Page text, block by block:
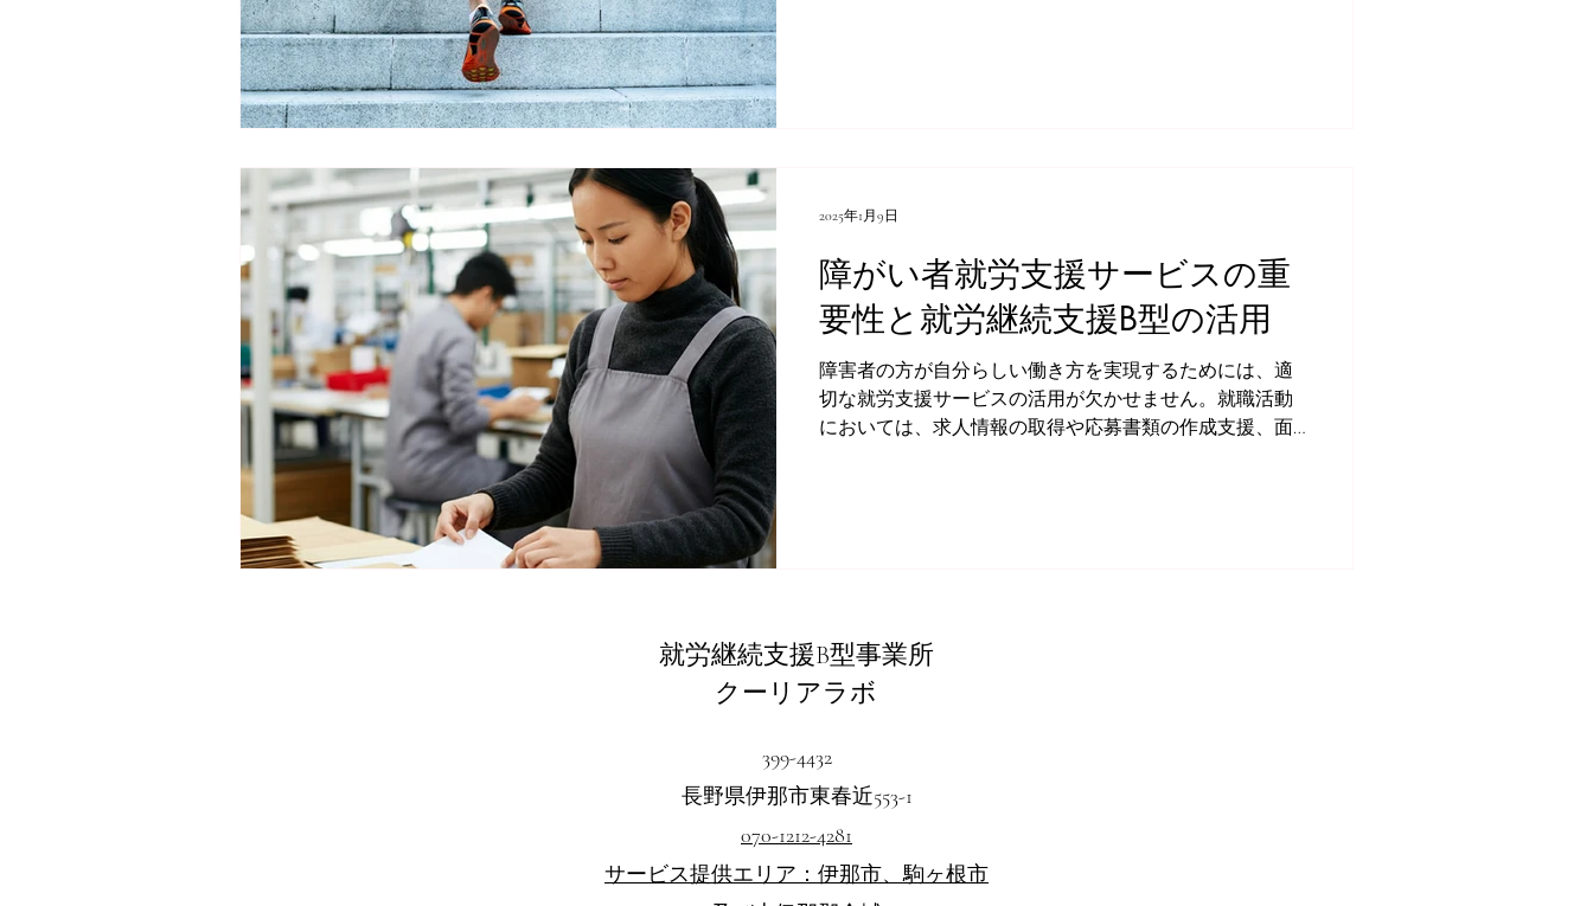
障がい者就労支援サービスの重
要性と就労継続支援B型の活用
障害者の方が自分らしい働き方を実現するためには、適
切な就労支援サービスの活用が欠かせません。就職活動
においては、求人情報の取得や応募書類の作成支援、面
2025年1月9日
就労継続支援B型事業所
クーリアラボ
399-4432
長野県伊那市東春近553-1
070-1212-4281
​サービス提供エリア：伊那市、駒ヶ根市